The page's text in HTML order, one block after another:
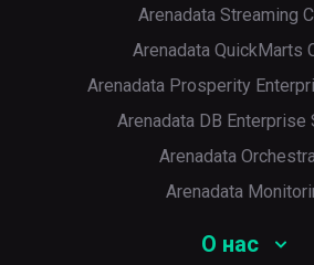
Arenadata Streaming
Arenadata QuickMarts
Arenadata Prosperity
Arenadata DB Enterprise
Arenadata
Arenadata
О нас